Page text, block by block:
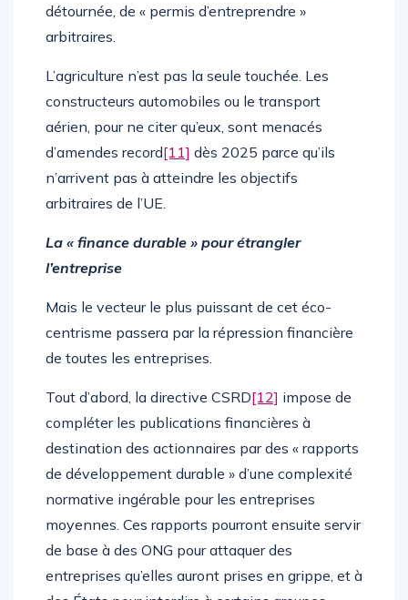
détournée, de « permis d’entreprendre »
arbitraires.
L’agriculture n’est pas la seule touchée. Les
constructeurs automobiles ou le transport
aérien, pour ne citer qu’eux, sont menacés
d’amendes record[11] dès 2025 parce qu’ils
n’arrivent pas à atteindre les objectifs
arbitraires de l’UE.
La « finance durable » pour étrangler
l’entreprise
Mais le vecteur le plus puissant de cet éco-
centrisme passera par la répression financière
de toutes les entreprises.
Tout d’abord, la directive CSRD[12] impose de
compléter les publications financières à
destination des actionnaires par des « rapports
de développement durable » d’une complexité
normative ingérable pour les entreprises
moyennes. Ces rapports pourront ensuite servir
de base à des ONG pour attaquer des
entreprises qu’elles auront prises en grippe, et à